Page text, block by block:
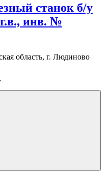
станок б/у
инв. №
область, г. Людиново